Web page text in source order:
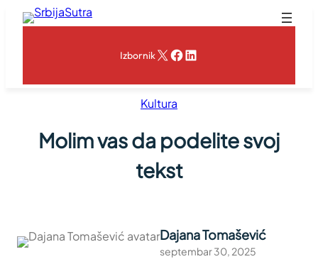
Skoči
IzbornikX Facebook
LinkedIn
Kultura
Molim vas da podelite svoj
tekst
Dajana Tomašević
septembar 30, 2025